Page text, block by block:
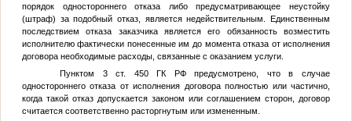
порядок одностороннего отказа либо предусматривающее неустойку
(штраф) за подобный отказ, является недействительным. Единственным
последствием отказа заказчика является его обязанность возместить
исполнителю фактически понесенные им до момента отказа от исполнения
договора необходимые расходы, связанные с оказанием услуги.
Пунктом 3 ст. 450 ГК РФ предусмотрено, что в случае
одностороннего отказа от исполнения договора полностью или частично,
когда такой отказ допускается законом или соглашением сторон, договор
считается соответственно расторгнутым или измененным.